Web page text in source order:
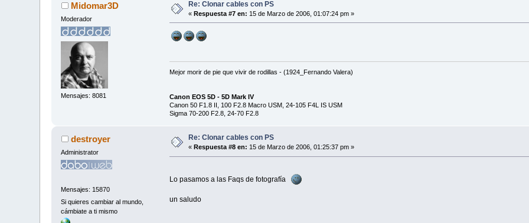
Midomar3D
Moderador
Mensajes: 8081
Re: Clonar cables con PS
«Respuesta #7 en: 15 de Marzo de 2006, 01:07:24 pm »
Mejor morir de pie que vivir de rodillas - (1924_Fernando Valera)
Canon EOS 5D - 5D Mark IV
Canon 50 F1.8 II, 100 F2.8 Macro USM, 24-105 F4L IS USM
Sigma 70-200 F2.8, 24-70 F2.8
destroyer
Administrator
Mensajes: 15870
Si quieres cambiar al mundo,
cámbiate a ti mismo
Re: Clonar cables con PS
«Respuesta #8 en: 15 de Marzo de 2006, 01:25:37 pm »
Lo pasamos a las Faqs de fotografía
un saludo